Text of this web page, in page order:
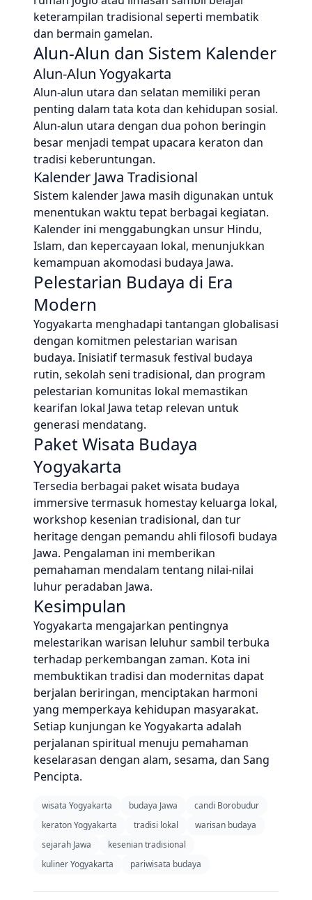
keterampilan tradisional seperti membatik
dan bermain gamelan.
Alun-Alun dan Sistem Kalender
Alun-Alun Yogyakarta
Alun-alun utara dan selatan memiliki peran
penting dalam tata kota dan kehidupan sosial.
Alun-alun utara dengan dua pohon beringin
besar menjadi tempat upacara keraton dan
tradisi keberuntungan.
Kalender Jawa Tradisional
Sistem kalender Jawa masih digunakan untuk
menentukan waktu tepat berbagai kegiatan.
Kalender ini menggabungkan unsur Hindu,
Islam, dan kepercayaan lokal, menunjukkan
kemampuan akomodasi budaya Jawa.
Pelestarian Budaya di Era
Modern
Yogyakarta menghadapi tantangan globalisasi
dengan komitmen pelestarian warisan
budaya. Inisiatif termasuk festival budaya
rutin, sekolah seni tradisional, dan program
pelestarian komunitas lokal memastikan
kearifan lokal Jawa tetap relevan untuk
generasi mendatang.
Paket Wisata Budaya
Yogyakarta
Tersedia berbagai paket wisata budaya
immersive termasuk homestay keluarga lokal,
workshop kesenian tradisional, dan tur
heritage dengan pemandu ahli filosofi budaya
Jawa. Pengalaman ini memberikan
pemahaman mendalam tentang nilai-nilai
luhur peradaban Jawa.
Kesimpulan
Yogyakarta mengajarkan pentingnya
melestarikan warisan leluhur sambil terbuka
terhadap perkembangan zaman. Kota ini
membuktikan tradisi dan modernitas dapat
berjalan beriringan, menciptakan harmoni
yang memperkaya kehidupan masyarakat.
Setiap kunjungan ke Yogyakarta adalah
perjalanan spiritual menuju pemahaman
keselarasan dengan alam, sesama, dan Sang
Pencipta.
wisata Yogyakarta budaya Jawa
candi Borobudur
keraton Yogyakarta
tradisi lokal
warisan budaya
sejarah Jawa
kesenian tradisional
kuliner Yogyakarta
pariwisata budaya